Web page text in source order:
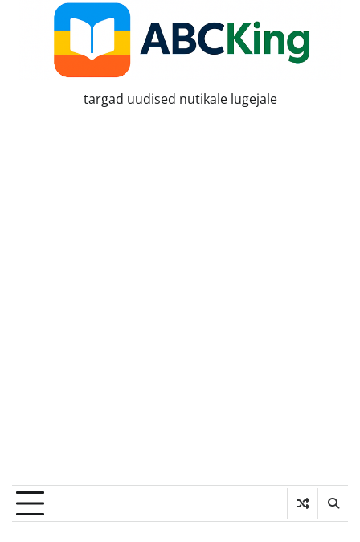
targad uudised nutikale lugejale